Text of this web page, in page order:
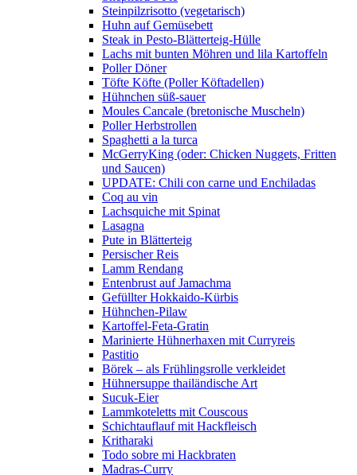
Steinpilzrisotto (vegetarisch)
Huhn auf Gemüsebett
Steak in Pesto-Blätterteig-Hülle
Lachs mit bunten Möhren und lila Kartoffeln
Poller Döner
Töfte Köfte (Poller Köftadellen)
Hühnchen süß-sauer
Moules Cancale (bretonische Muscheln)
Poller Herbstrollen
Spaghetti a la turca
McGerryKing (oder: Chicken Nuggets, Fritten
und Saucen)
UPDATE: Chili con carne und Enchiladas
Coq au vin
Lachsquiche mit Spinat
Lasagna
Pute in Blätterteig
Persischer Reis
Lamm Rendang
Entenbrust auf Jamachma
Gefüllter Hokkaido-Kürbis
Hühnchen-Pilaw
Kartoffel-Feta-Gratin
Marinierte Hühnerhaxen mit Curryreis
Pastitio
Börek – als Frühlingsrolle verkleidet
Hühnersuppe thailändische Art
Sucuk-Eier
Lammkoteletts mit Couscous
Schichtauflauf mit Hackfleisch
Kritharaki
Todo sobre mi Hackbraten
Madras-Curry